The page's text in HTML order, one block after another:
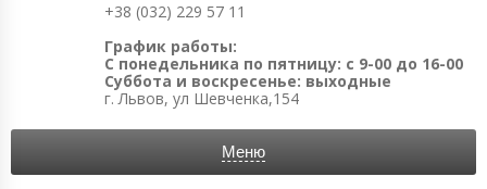
+38 (032) 229 57 11
График работы:
С понедельника по пятницу: с 9-00 до 16-00
Суббота и воскресенье: выходные
г. Львов, ул Шевченка,154
Меню